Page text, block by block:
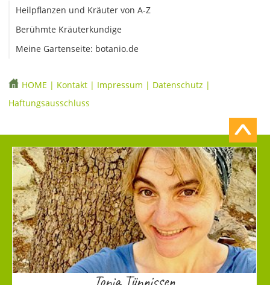
Heilpflanzen und Kräuter von A-Z
Berühmte Kräuterkundige
Meine Gartenseite: botanio.de
HOME | Kontakt | Impressum | Datenschutz |
Haftungsausschluss